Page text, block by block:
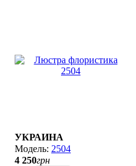
УКРАИНА
2504
4 250грн